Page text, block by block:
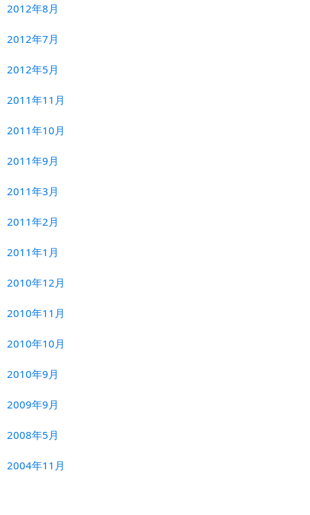
2012年8月
2012年7月
2012年5月
2011年11月
2011年10月
2011年9月
2011年3月
2011年2月
2011年1月
2010年12月
2010年11月
2010年10月
2010年9月
2009年9月
2008年5月
2004年11月